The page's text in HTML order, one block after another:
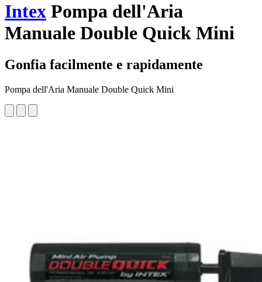
Intex Pompa dell'Aria
Manuale Double Quick Mini
Gonfia facilmente e rapidamente
Pompa dell'Aria Manuale Double Quick Mini